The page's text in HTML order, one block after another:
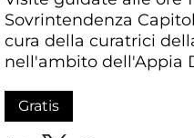
Sovrintendenza
cura della curatrici
nell'ambito dell'Appia
Gratis